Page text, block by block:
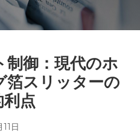
御：現代のホ
箔スリッターの
点
日